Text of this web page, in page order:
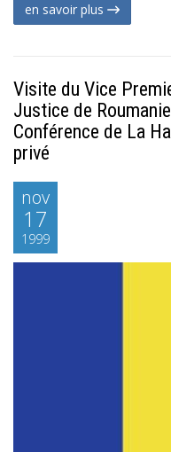
en savoir plus
Visite du Vice
Justice de
Conférence de La
privé
nov
17
1999